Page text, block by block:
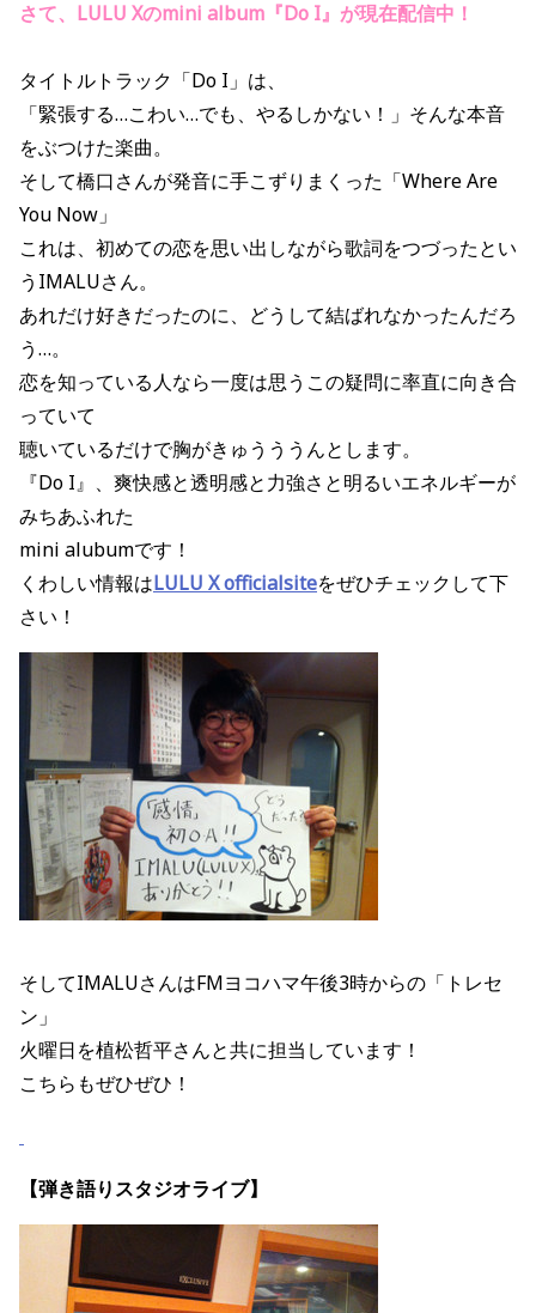
さて、LULU Xのmini album『Do I』が現在配信中！
タイトルトラック「Do I」は、
「緊張する…こわい…でも、やるしかない！」そんな本音
をぶつけた楽曲。
そして橋口さんが発音に手こずりまくった「Where Are
You Now」
これは、初めての恋を思い出しながら歌詞をつづったとい
うIMALUさん。
あれだけ好きだったのに、どうして結ばれなかったんだろ
う…。
恋を知っている人なら一度は思うこの疑問に率直に向き合
っていて
聴いているだけで胸がきゅうううんとします。
『Do I』、爽快感と透明感と力強さと明るいエネルギーが
みちあふれた
mini alubumです！
くわしい情報はLULU X officialsiteをぜひチェックして下
さい！
そしてIMALUさんはFMヨコハマ午後3時からの「トレセ
ン」
火曜日を植松哲平さんと共に担当しています！
こちらもぜひぜひ！
【弾き語りスタジオライブ】